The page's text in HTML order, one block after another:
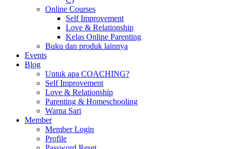
Online Courses
Self Improvement
Love & Relationship
Kelas Online Parenting
Buku dan produk lainnya
Events
Blog
Untuk apa COACHING?
Self Improvement
Love & Relationship
Parenting & Homeschooling
Warna Sari
Member
Member Login
Profile